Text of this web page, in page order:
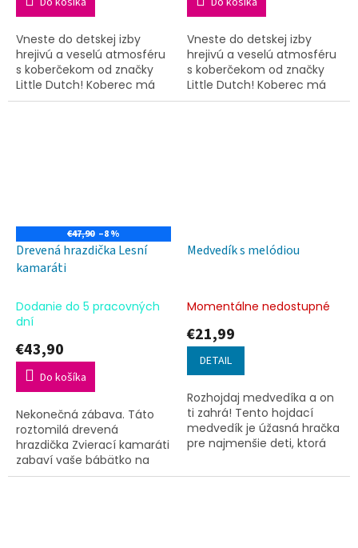
Vneste do detskej izby
hrejivú a veselú atmosféru
s koberčekom od značky
Little Dutch! Koberec má
béžový podklad zdobený
Vneste do detskej izby
hrejivú a veselú atmosféru
s koberčekom od značky
Little Dutch! Koberec má
béžový podklad zdobený
€47,90 –8 %
Drevená hrazdička Lesní
kamaráti
Dodanie do 5 pracovných
dní
€43,90
Do košíka
Nekonečná zábava. Táto
roztomilá drevená
hrazdička Zvierací kamaráti
zabaví vaše bábätko na
dlhý čas.
Medvedík s melódiou
Momentálne nedostupné
€21,99
DETAIL
Rozhojdaj medvedíka a on
ti zahrá! Tento hojdací
medvedík je úžasná hračka
pre najmenšie deti, ktorá
podívanú.